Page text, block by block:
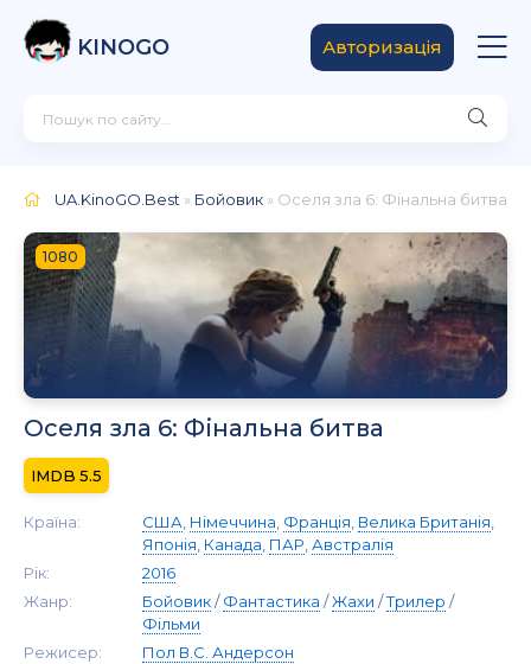
KINOGO Авторизація
UA.KinoGO.Best » Бойовик » Оселя зла 6: Фінальна битва
1080
Оселя зла 6: Фінальна битва
5.5
Країна: США Німеччина Франція Велика Британія
Японія Канада ПАР Австралія
Рік:
2016
Жанр:
Бойовик/Фантастика /Жахи /Трилер /
Фільми
Режисер:
Пол В.С. Андерсон